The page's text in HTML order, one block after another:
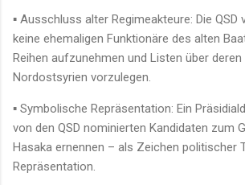
▪ Ausschluss alter Regimeakteure: Die QSD
keine ehemaligen Funktionäre des alten
Reihen aufzunehmen und Listen über deren
Nordostsyrien vorzulegen.
▪ Symbolische Repräsentation: Ein
von den QSD nominierten Kandidaten zum
Hasaka ernennen – als Zeichen politischer
Repräsentation.